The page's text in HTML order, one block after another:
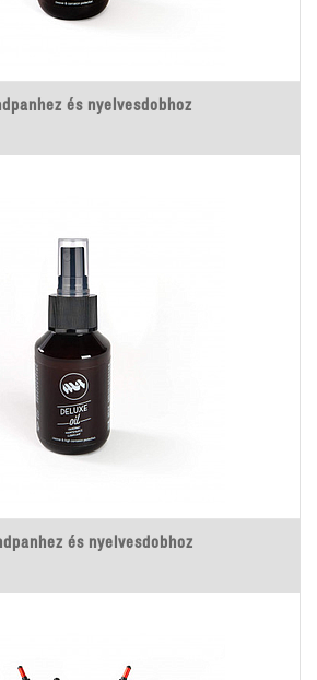
és nyelvesdobhoz
és nyelvesdobhoz